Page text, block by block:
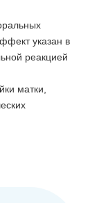
указан в
реакцией
матки,